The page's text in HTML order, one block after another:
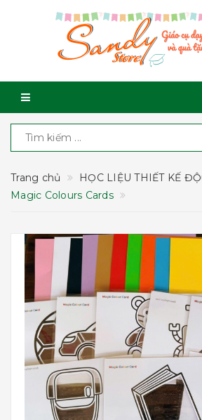
Trang chủ HỌC LIỆU THIẾT KẾ
Magic Colours Cards